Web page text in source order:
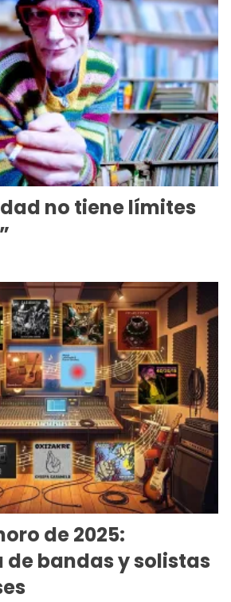
no tiene límites
de 2025:
bandas y solistas